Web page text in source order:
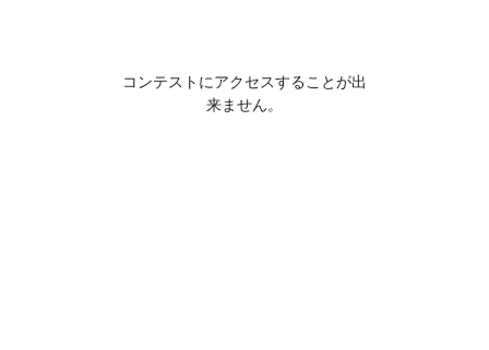
コンテストにアクセスすることが出
来ません。